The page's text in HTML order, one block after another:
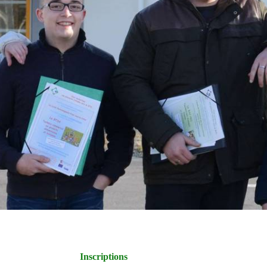
Inscriptions